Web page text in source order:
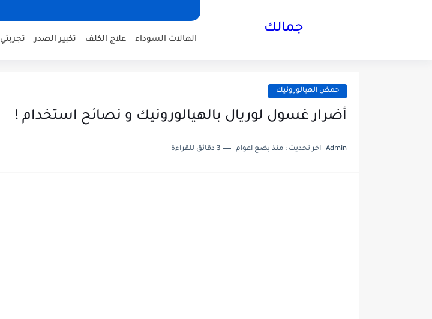
جمالك
الهالات السوداء علاج الكلف تكبير الصدر تجربتي
حمض الهيالورونيك
أضرار غسول لوريال بالهيالورونيك و نصائح استخدام !
Admin اخر تحديث : منذ بضع اعوام 3 دقائق للقراءة